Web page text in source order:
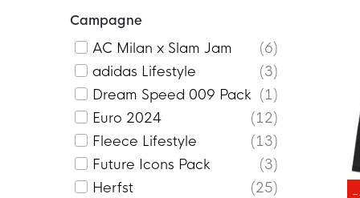
Authentic
Bolt
3
Campeon 25
5
Centro
1
Challenger
38
Classico
1
Club
19
Club Fleece
87
Campagne
AC Milan x Slam Jam
6
adidas Lifestyle
3
Dream Speed 009 Pack
1
Euro 2024
12
Fleece Lifestyle
13
Future Icons Pack
3
Herfst
25